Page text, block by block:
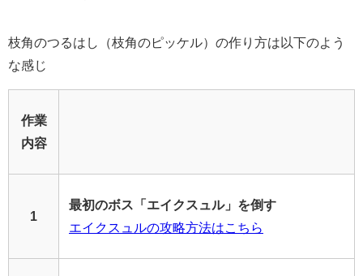
枝角のつるはし（枝角のピッケル）の作り方は以下のよう
な感じ
作業
内容
1
最初のボス「エイクスュル」を倒す
エイクスュルの攻略方法はこちら